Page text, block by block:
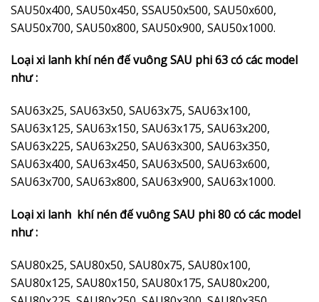
SAU50x400, SAU50x450, SSAU50x500, SAU50x600,
SAU50x700, SAU50x800, SAU50x900, SAU50x1000.
Loại xi lanh khí nén đế vuông SAU phi 63 có các model
như :
SAU63x25, SAU63x50, SAU63x75, SAU63x100,
SAU63x125, SAU63x150, SAU63x175, SAU63x200,
SAU63x225, SAU63x250, SAU63x300, SAU63x350,
SAU63x400, SAU63x450, SAU63x500, SAU63x600,
SAU63x700, SAU63x800, SAU63x900, SAU63x1000.
Loại xi lanh khí nén đế vuông SAU phi 80 có các model
như :
SAU80x25, SAU80x50, SAU80x75, SAU80x100,
SAU80x125, SAU80x150, SAU80x175, SAU80x200,